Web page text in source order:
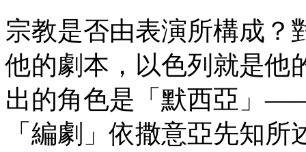
宗教是否由表演所構成？
他的劇本，以色列就是他
出的角色是「默西亞」
「編劇」依撒意亞先知